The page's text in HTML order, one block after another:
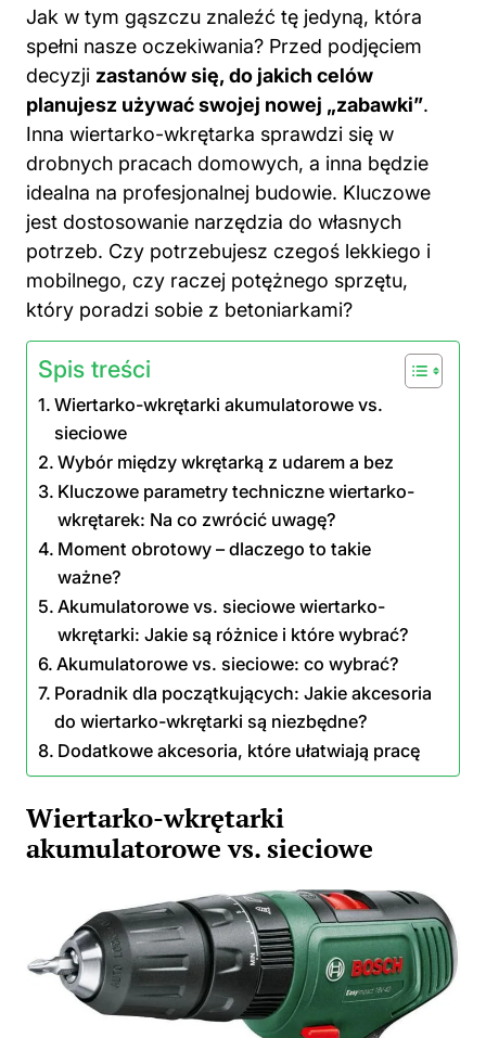
Jak w tym gąszczu znaleźć tę jedyną, która
spełni nasze oczekiwania? Przed podjęciem
decyzji zastanów się, do jakich celów
planujesz używać swojej nowej „zabawki”.
Inna wiertarko-wkrętarka sprawdzi się w
drobnych pracach domowych, a inna będzie
idealna na profesjonalnej budowie. Kluczowe
jest dostosowanie narzędzia do własnych
potrzeb. Czy potrzebujesz czegoś lekkiego i
mobilnego, czy raczej potężnego sprzętu,
który poradzi sobie z betoniarkami?
Spis treści
Wiertarko-wkrętarki akumulatorowe vs.
sieciowe
Wybór między wkrętarką z udarem a bez
Kluczowe parametry techniczne wiertarko-
wkrętarek: Na co zwrócić uwagę?
Moment obrotowy – dlaczego to takie
ważne?
Akumulatorowe vs. sieciowe wiertarko-
wkrętarki: Jakie są różnice i które wybrać?
Akumulatorowe vs. sieciowe: co wybrać?
Poradnik dla początkujących: Jakie akcesoria
do wiertarko-wkrętarki są niezbędne?
Dodatkowe akcesoria, które ułatwiają pracę
Wiertarko-wkrętarki
akumulatorowe vs. sieciowe